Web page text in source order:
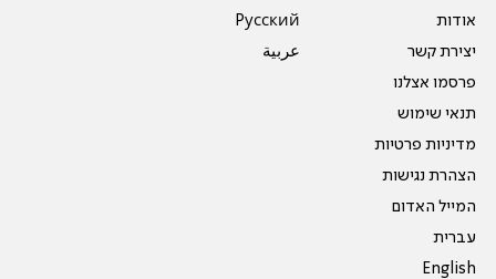
אודות
יצירת קשר
פרסמו אצלנו
תנאי שימוש
מדיניות פרטיות
הצהרת נגישות
המייל האדום
עברית
English
Pусский
عربية